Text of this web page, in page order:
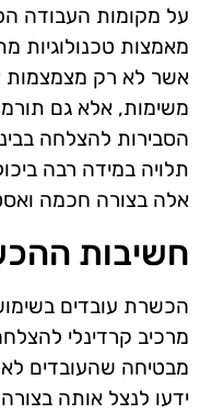
על מקומות העבודה
מאמצות טכנולוגיות
אשר לא רק
משימות, אלא גם
הסבירות להצלחה
תלויה במידה רבה
אלה בצורה חכמה
חשיבות
הכשרת עובדים
מרכיב קרדינלי
מבטיחה שהעובדים לא
ידעו לנצל אותה